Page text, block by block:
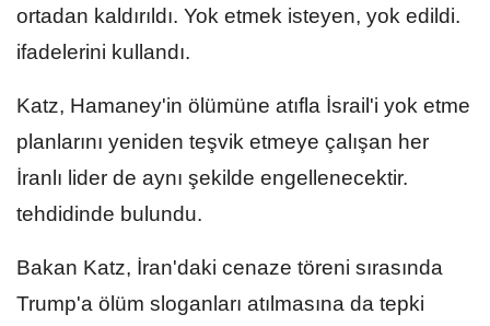
ortadan kaldırıldı. Yok etmek isteyen, yok edildi.
ifadelerini kullandı.
Katz, Hamaney'in ölümüne atıfla İsrail'i yok etme
planlarını yeniden teşvik etmeye çalışan her
İranlı lider de aynı şekilde engellenecektir.
tehdidinde bulundu.
Bakan Katz, İran'daki cenaze töreni sırasında
Trump'a ölüm sloganları atılmasına da tepki